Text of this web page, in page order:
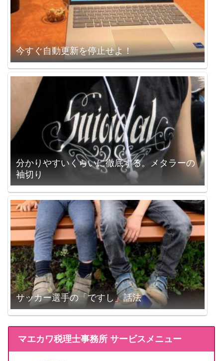
今すぐ自動更新を停止せよ！
分かりやすいくらいに徹底する。メタラーの
袖切り
サッカー選手の「ですし」話法
マエカワ税理士事務所 サービスメニュー